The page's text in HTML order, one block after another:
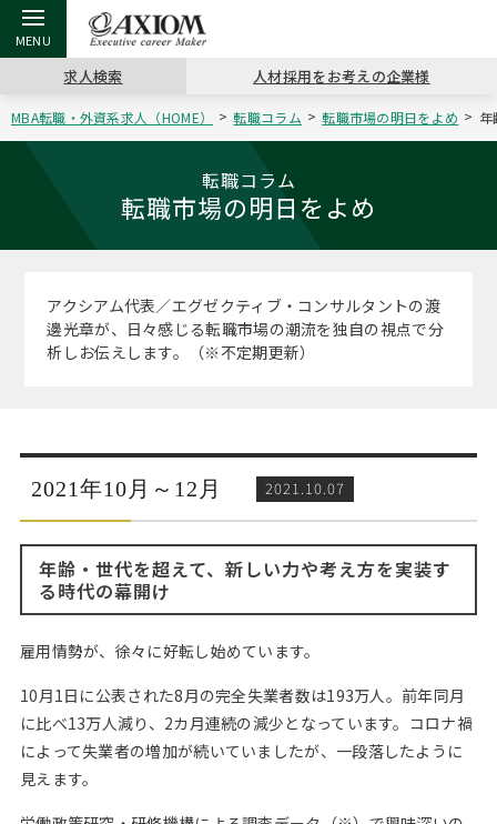
戻る
アクシアムの特長
戻る
サービス案内
戻る
“展”職
戻る
キャリア支援 TOP
キャリアデザイン講座
（最新求人市場動向）
戻る
MBAキ
ステージ別アドバイス
MBAの転職事例
MBA留学生数の推移
戻る
MBAを生かす求人特集
年齢と年収の相関図
戻る
転職ツール TOP
英文レジュメの書き方
戻る
英文レ
日本語履歴書テンプレート
外資系／面接攻略のコツ
戻る
転職コラム TOP
“展”職相談室
コンサルティングの現場から
キャリアに効く一冊
戻る
イベント・セミナー TOP
キャリアデザインセミナー
ジョブフェア
キャリアフォーラム
Career Talk Live
MBA NETWORKING
戻る
会社概要 TOP
アクセス
パブリシティ
求人検索 人材採用をお考えの企業様
MBA転職・外資系求人（HOME） 転職コラム 転職市場の明日をよめ 年
転職コラム
転職市場の明日をよめ
アクシアム代表／エグゼクティブ・コンサルタントの渡
邊光章が、日々感じる転職市場の潮流を独自の視点で分
析しお伝えします。（※不定期更新）
2021年10月～12月 2021.10.07
年齢・世代を超えて、新しい力や考え方を実装す
る時代の幕開け
雇用情勢が、徐々に好転し始めています。
10月1日に公表された8月の完全失業者数は193万人。前年同月
に比べ13万人減り、2カ月連続の減少となっています。コロナ禍
によって失業者の増加が続いていましたが、一段落したように
見えます。